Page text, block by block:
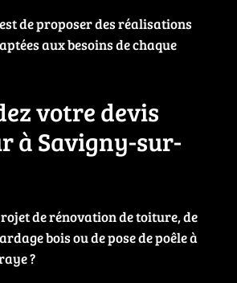
de proposer des réalisations
aux besoins de chaque
votre devis
à Savigny-sur-
de rénovation de toiture, de
bois ou de pose de poêle à
?